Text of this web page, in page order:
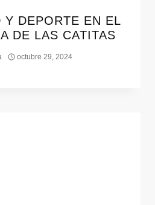
Y DEPORTE EN EL
DE LAS CATITAS
octubre 29, 2024